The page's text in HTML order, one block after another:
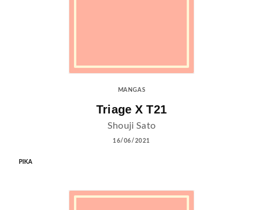
MANGAS
Triage X T21
Shouji Sato
16/06/2021
PIKA